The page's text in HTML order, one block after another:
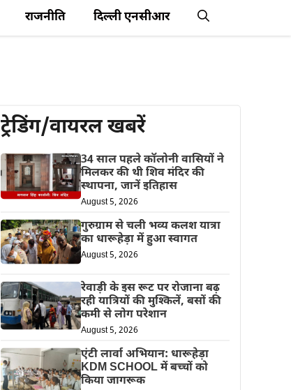
राजनीति दिल्ली एनसीआर
ट्रेडिंग/वायरल खबरें
34 साल पहले कॉलोनी वासियों ने
मिलकर की थी शिव मंदिर की
स्थापना, जानें इतिहास
August 5, 2026
गुरुग्राम से चली भव्य कलश यात्रा
का धारूहेड़ा में हुआ स्वागत
August 5, 2026
रेवाड़ी के इस रूट पर रोजाना बढ़
रही यात्रियों की मुश्किलें, बसों की
कमी से लोग परेशान
August 5, 2026
एंटी लार्वा अभियान: धारूहेड़ा
KDM SCHOOL में बच्चों को
किया जागरूक